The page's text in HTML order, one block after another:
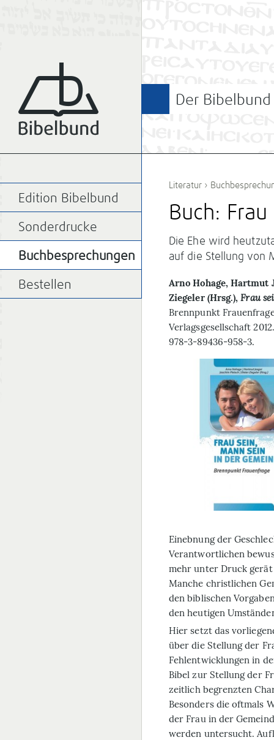
Der Bibelbund
Literatur ›
Buch:
Die Ehe wird
auf die Stellung von
Arno Hohage, Hartmut
Ziegeler (Hrsg.),Frau
Brennpunkt
Verlagsgesellschaft
978-3-89436-958-3.
Einebnung der
Verantwortlichen
mehr unter Druck
Manche christlichen
den biblischen
den heutigen
Hier setzt das
über die Stellung der
Fehlentwicklungen in
Bibel zur Stellung der
zeitlich begrenz­ten
Besonders die oftmals
der Frau in der
werden untersucht.
Edition Bibelbund
Sonderdrucke
Buchbesprechungen
Bestellen